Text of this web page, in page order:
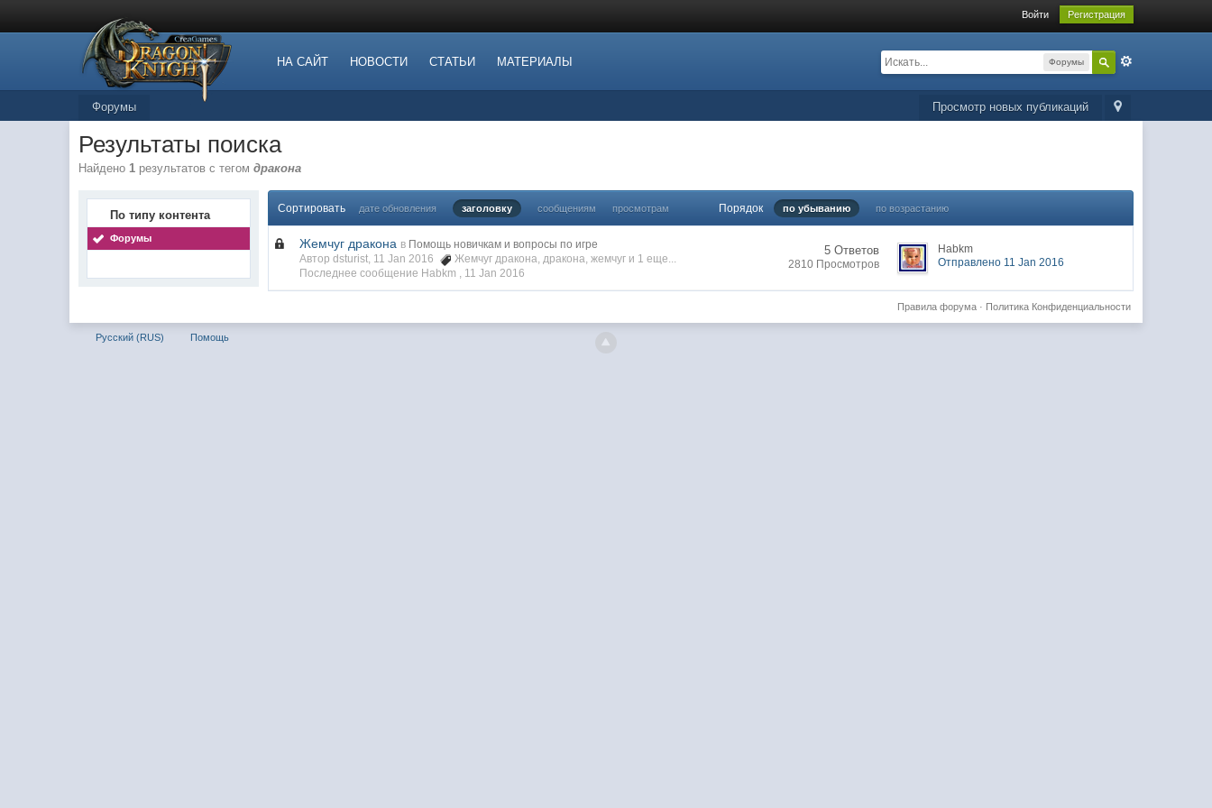
Войти Регистрация
НА САЙТ НОВОСТИ СТАТЬИ МАТЕРИАЛЫ Форумы
Просмотр новых публикаций
Форумы
Результаты поиска
Найдено1 результатов с тегомдракона
По типу контента
Форумы
Сортировать дате обновления заголовку сообщениям просмотрам Порядок по убыванию по возрастанию
Жемчуг дракона в Помощь новичкам и вопросы по игре
Автор dsturist, 11 Jan 2016
Жемчуг дракона,дракона,жемчуг и 1 еще...
Последнее сообщение Habkm , 11 Jan 2016
5 Ответов
2810 Просмотров
Habkm
Отправлено 11 Jan 2016
Политика Конфиденциальности
Правила форума·
Русский (RUS) Помощь